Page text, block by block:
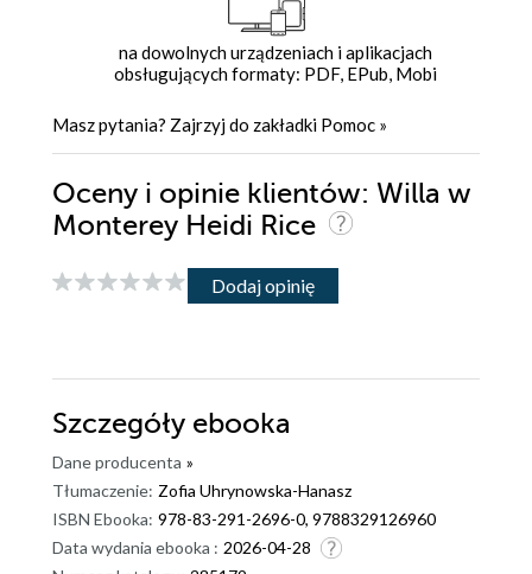
na dowolnych urządzeniach i aplikacjach
obsługujących formaty: PDF, EPub, Mobi
Masz pytania? Zajrzyj do zakładki Pomoc »
Oceny i opinie klientów: Willa w
Monterey Heidi Rice
Dodaj opinię
Szczegóły ebooka
Dane producenta »
Tłumaczenie: Zofia Uhrynowska-Hanasz
ISBN Ebooka: 978-83-291-2696-0, 9788329126960
Data wydania ebooka : 2026-04-28